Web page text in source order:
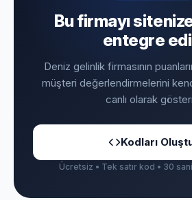
Bu firmayı
entegre
Deniz gelinlik firmasının
müşteri değerlendirmelerini
canlı olarak
Kodları
Ücretsiz • Tek satır kod • 30